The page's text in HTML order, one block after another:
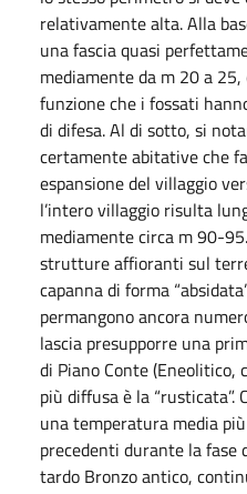
relativamente alta. Alla
una fascia quasi
mediamente da m 20 a
funzione che i fossati
di difesa. Al di sotto, si
certamente abitative che
espansione del villaggio
l’intero villaggio risulta
mediamente circa m 90-
strutture affioranti sul
capanna di forma
permangono ancora
lascia presupporre una
di Piano Conte (Eneolitico,
più diffusa è la “rusticata”.
una temperatura media
precedenti durante la fase
tardo Bronzo antico,